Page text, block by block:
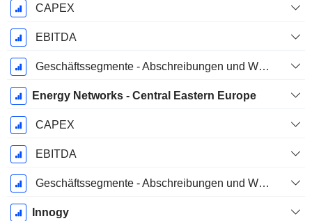
CAPEX
EBITDA
Geschäftssegmente - Abschreibungen und Wertminderungen
Energy Networks - Central Eastern Europe
CAPEX
EBITDA
Geschäftssegmente - Abschreibungen und Wertminderungen
Innogy